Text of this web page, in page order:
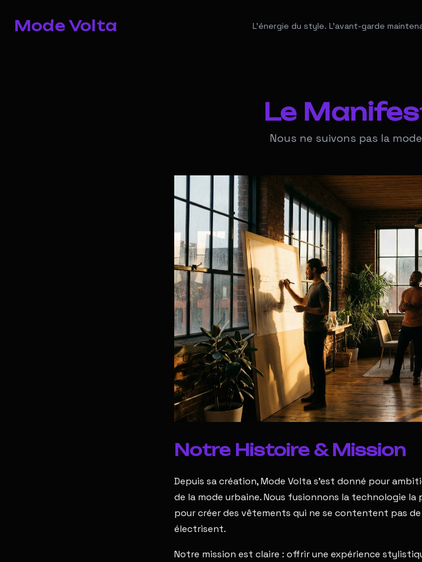
Mode Volta L'énergie du style. L'avant-garde
Le
Nous ne suivons pas la
Notre Histoire & Mission
Depuis sa création, Mode Volta s’est donné pour
de la mode urbaine. Nous fusionnons la technologie
pour créer des vêtements qui ne se contentent pas de
électrisent.
Notre mission est claire : offrir une expérience